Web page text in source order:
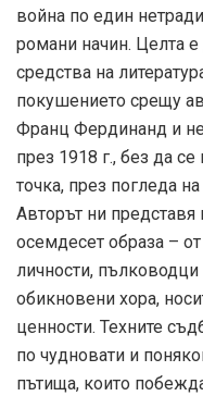
война по един
романи начин. Целта
средства на
покушението срещу
Франц Фердинанд и
през 1918 г., без да
точка, през погледа
Авторът ни представя
осемдесет образа –
личности, пълководци
обикновени хора,
ценности. Техните
по чудновати и
пътища, които